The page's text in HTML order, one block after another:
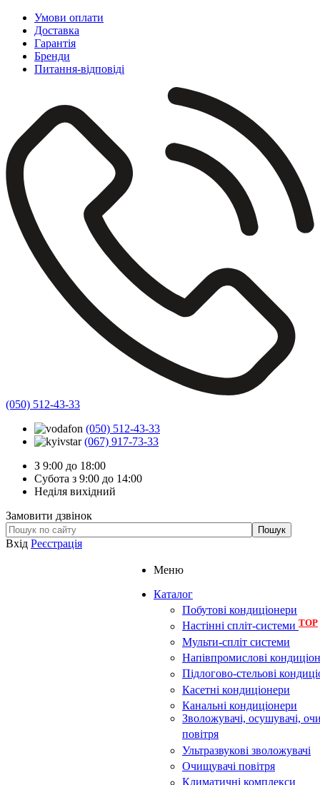
Умови оплати
Доставка
Гарантія
Бренди
Питання-відповіді
(050) 512-43-33
(050) 512-43-33
(067) 917-73-33
З 9:00 до 18:00
Субота з 9:00 до 14:00
Неділя вихідний
Замовити дзвінок
Вхід Реєстрація
Меню
Каталог
Побутові кондиціонери
Настінні спліт-системи TOP
Мульти-спліт системи
Напівпромислові
Підлогово-стельові
Касетні кондиціонери
Канальні кондиціонери
Зволожувачі, осушувачі,
повітря
Ультразвукові зволожувачі
Очищувачі повітря
Климатичні комплекси